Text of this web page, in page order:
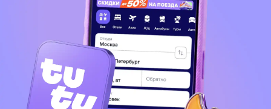
Вакансии
Контакты
Правовая информация